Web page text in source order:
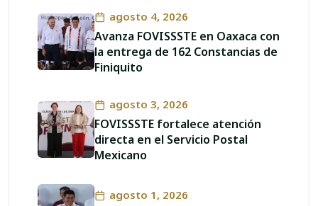
agosto 4, 2026
Avanza FOVISSSTE en Oaxaca con
la entrega de 162 Constancias de
Finiquito
agosto 3, 2026
FOVISSSTE fortalece atención
directa en el Servicio Postal
Mexicano
agosto 1, 2026